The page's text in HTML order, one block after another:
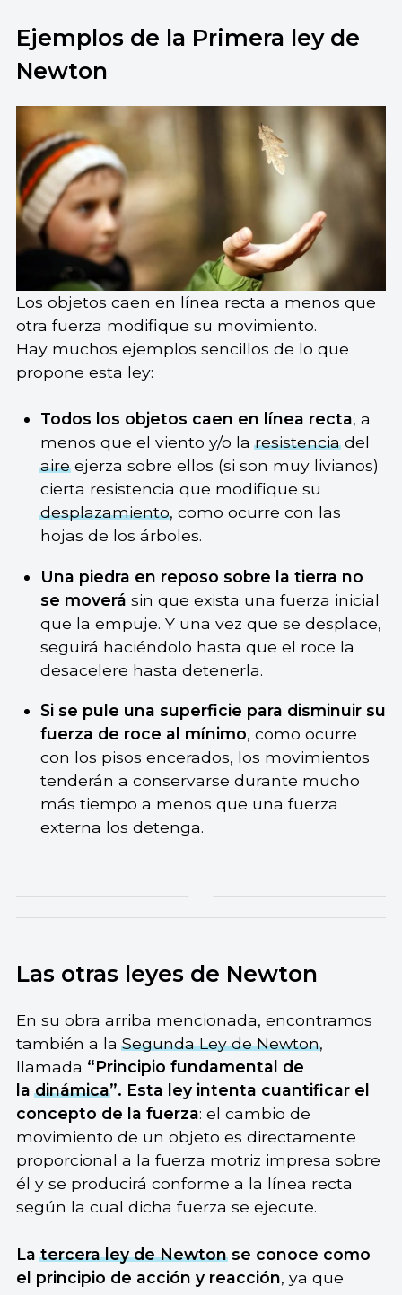
Ejemplos de la Primera ley de
Newton
Los objetos caen en línea recta a menos que
otra fuerza modifique su movimiento.
Hay muchos ejemplos sencillos de lo que
propone esta ley:
Todos los objetos caen en línea recta, a
menos que el viento y/o laresistenciadel
aireejerza sobre ellos (si son muy livianos)
cierta resistencia que modifique su
desplazamiento, como ocurre con las
hojas de los árboles.
Una piedra en reposo sobre la tierra no
se moverá sin que exista una fuerza inicial
que la empuje. Y una vez que se desplace,
seguirá haciéndolo hasta que el roce la
desacelere hasta detenerla.
Si se pule una superficie para disminuir su
fuerza de roce al mínimo, como ocurre
con los pisos encerados, los movimientos
tenderán a conservarse durante mucho
más tiempo a menos que una fuerza
externa los detenga.
Las otras leyes de Newton
En su obra arriba mencionada, encontramos
también a laSegunda Ley de Newton,
llamada “Principio fundamental de
ladinámica”. Esta ley intenta cuantificar el
concepto de la fuerza: el cambio de
movimiento de un objeto es directamente
proporcional a la fuerza motriz impresa sobre
él y se producirá conforme a la línea recta
según la cual dicha fuerza se ejecute.
Latercera ley de Newtonse conoce como
el principio de acción y reacción, ya que